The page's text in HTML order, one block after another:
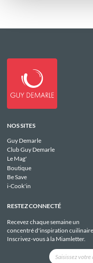
NOS SITES
Guy Demarle
Club Guy Demarle
Le Mag'
Boutique
Be Save
i-Cook'in
RESTEZ CONNECTÉ
Recevez chaque semaine un
concentré d'inspiration
Inscrivez-vous à la Miamletter.